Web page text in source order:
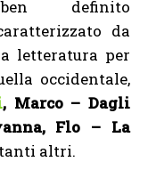
definito
da
letteratura per
occidentale,
, Marco – Dagli
Flo – La
altri.